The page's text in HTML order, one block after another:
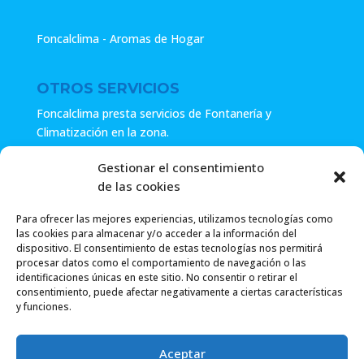
Gestionar el consentimiento
de las cookies
Para ofrecer las mejores experiencias, utilizamos tecnologías como
las cookies para almacenar y/o acceder a la información del
dispositivo. El consentimiento de estas tecnologías nos permitirá
procesar datos como el comportamiento de navegación o las
identificaciones únicas en este sitio. No consentir o retirar el
consentimiento, puede afectar negativamente a ciertas características
y funciones.
Aceptar
Foncalclima - Aromas de Hogar
OTROS SERVICIOS
Foncalclima presta servicios de Fontanería y
Climatización en la zona.
Especialistas en sistemas de Osmosis.
Pide presupuesto sin compromiso o llámanos y haz tu
consulta.
Foncalclima 2018 |Política de Privacidad|Envío